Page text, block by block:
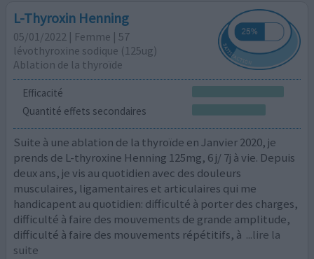
L-Thyroxin Henning
05/01/2022 | Femme | 57
lévothyroxine sodique (125ug)
Ablation de la thyroïde
Efficacité
Quantité effets secondaires
Suite à une ablation de la thyroïde en Janvier 2020, je
prends de L-thyroxine Henning 125mg, 6 j/ 7j à vie. Depuis
deux ans, je vis au quotidien avec des douleurs
musculaires, ligamentaires et articulaires qui me
handicapent au quotidien: difficulté à porter des charges,
difficulté à faire des mouvements de grande amplitude,
difficulté à faire des mouvements répétitifs, à ...lire la
suite